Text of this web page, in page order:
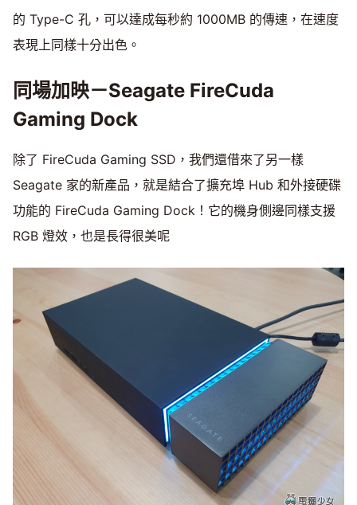
的 Type-C 孔，可以達成每秒約 1000MB 的傳速，在速度
表現上同樣十分出色。
同場加映－Seagate FireCuda
Gaming Dock
除了 FireCuda Gaming SSD，我們還借來了另一樣
Seagate 家的新產品，就是結合了擴充埠 Hub 和外接硬碟
功能的 FireCuda Gaming Dock！它的機身側邊同樣支援
RGB 燈效，也是長得很美呢